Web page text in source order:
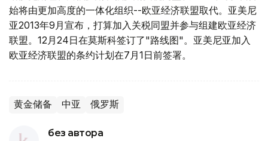
始将由更加高度的一体化组织--欧亚经济联盟取代。亚美尼
亚2013年9月宣布，打算加入关税同盟并参与组建欧亚经济
联盟。12月24日在莫斯科签订了"路线图"。亚美尼亚加入
欧亚经济联盟的条约计划在7月1日前签署。
黄金储备 中亚 俄罗斯
без автора